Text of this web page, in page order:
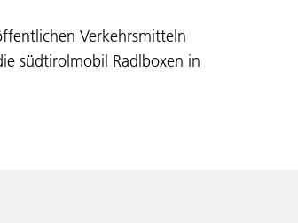
Verkehrsmitteln
südtirolmobil Radlboxen in